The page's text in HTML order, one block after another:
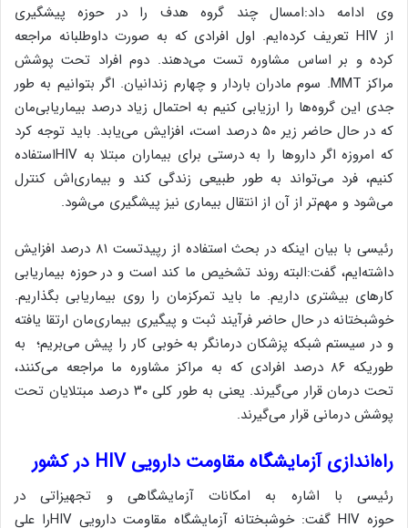
وی ادامه داد:امسال چند گروه هدف را در حوزه پیشگیری
از HIVتعریف کرده‌ایم. اول افرادی که به صورت داوطلبانه مراجعه
کرده و بر اساس مشاوره تست می‌دهند. دوم افراد تحت پوشش
مراکز MMT. سوم مادران باردار و چهارم زندانیان. اگر بتوانیم به طور
جدی این گروه‌ها را ارزیابی کنیم به احتمال زیاد درصد بیماریابی‌مان
که در حال حاضر زیر ۵۰ درصد است، افزایش می‌یابد. باید توجه کرد
که امروزه اگر داروها را به درستی برای بیماران مبتلا به HIVاستفاده
کنیم، فرد می‌تواند به طور طبیعی زندگی کند و بیماری‌اش کنترل
می‌شود و مهم‌تر از آن از انتقال بیماری نیز پیشگیری می‌شود.
رئیسی با بیان اینکه در بحث استفاده از رپیدتست ۸۱ درصد افزایش
داشته‌ایم، گفت:‌البته روند تشخیص ما کند است و در حوزه بیماریابی
کارهای بیشتری داریم. ما باید تمرکزمان را روی بیماریابی بگذاریم.
خوشبختانه در حال حاضر فرآیند ثبت و پیگیری بیماری‌مان ارتقا یافته
و در سیستم شبکه پزشکان درمانگر به خوبی کار را پیش می‌بریم؛ به
طوریکه ۸۶ درصد افرادی که به مراکز مشاوره ما مراجعه می‌کنند،
تحت درمان قرار می‌گیرند. یعنی به طور کلی ۳۰ درصد مبتلایان تحت
پوشش درمانی قرار می‌گیرند.
راه‌اندازی آزمایشگاه مقاومت دارویی HIV در کشور
رئیسی با اشاره به امکانات آزمایشگاهی و تجهیزاتی در
حوزه HIVگفت: خوشبختانه آزمایشگاه مقاومت داروییHIVرا علی